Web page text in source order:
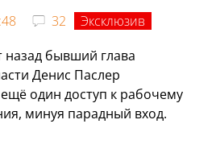
32
Эксклюзив
назад бывший глава
Денис Паслер
один доступ к рабочему
минуя парадный вход.